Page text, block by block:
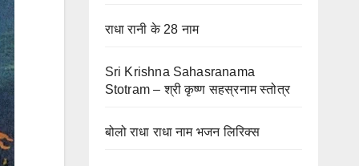
राधा रानी के 28 नाम
Sri Krishna Sahasranama
Stotram – श्री कृष्ण सहस्रनाम स्तोत्र
बोलो राधा राधा नाम भजन लिरिक्स